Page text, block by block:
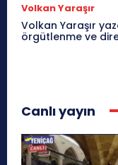
Volkan Yaraşır
Volkan Yaraşır
örgütlenme ve
Canlı yayın